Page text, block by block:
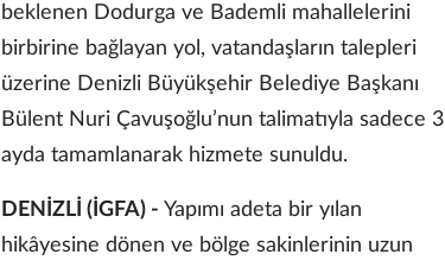
beklenen Dodurga ve Bademli mahallelerini
birbirine bağlayan yol, vatandaşların talepleri
üzerine Denizli Büyükşehir Belediye Başkanı
Bülent Nuri Çavuşoğlu’nun talimatıyla sadece 3
ayda tamamlanarak hizmete sunuldu.
DENİZLİ (İGFA) - Yapımı adeta bir yılan
hikâyesine dönen ve bölge sakinlerinin uzun